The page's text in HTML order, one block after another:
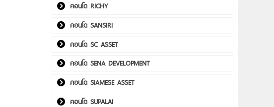
คอนโด RICHY
คอนโด SANSIRI
คอนโด SC ASSET
คอนโด SENA DEVELOPMENT
คอนโด SIAMESE ASSET
คอนโด SUPALAI